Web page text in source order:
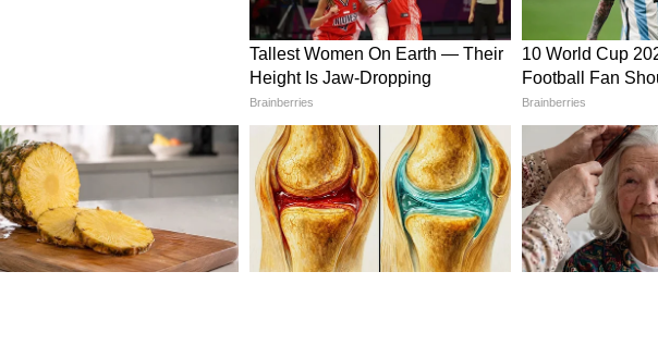
দাখিলের প্রাথমিক সময়সীমা ছিল
বাড়ানো হয়। সর্বশেষ ১৫ নভেম্বর পর্যন্ত সময়সীমা
(CBDT)।